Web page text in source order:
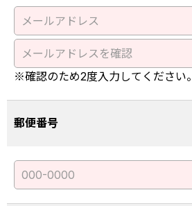
※確認のため2度入力してください。
郵便番号